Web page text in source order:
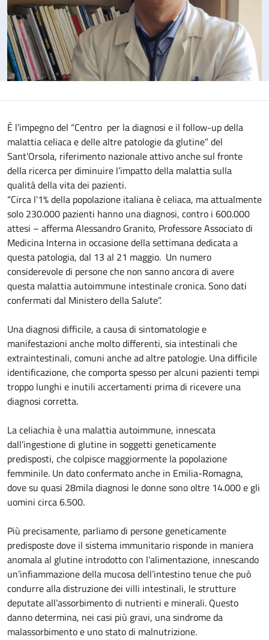
É l’impegno del “Centro per la diagnosi e il follow-up della
malattia celiaca e delle altre patologie da glutine” del
Sant’Orsola, riferimento nazionale attivo anche sul fronte
della ricerca per diminuire l’impatto della malattia sulla
qualità della vita dei pazienti.
“Circa l’1% della popolazione italiana è celiaca, ma attualmente
solo 230.000 pazienti hanno una diagnosi, contro i 600.000
attesi – afferma Alessandro Granito, Professore Associato di
Medicina Interna in occasione della settimana dedicata a
questa patologia, dal 13 al 21 maggio. Un numero
considerevole di persone che non sanno ancora di avere
questa malattia autoimmune intestinale cronica. Sono dati
confermati dal Ministero della Salute”.
Una diagnosi difficile, a causa di sintomatologie e
manifestazioni anche molto differenti, sia intestinali che
extraintestinali, comuni anche ad altre patologie. Una difficile
identificazione, che comporta spesso per alcuni pazienti tempi
troppo lunghi e inutili accertamenti prima di ricevere una
diagnosi corretta.
La celiachia è una malattia autoimmune, innescata
dall’ingestione di glutine in soggetti geneticamente
predisposti, che colpisce maggiormente la popolazione
femminile. Un dato confermato anche in Emilia-Romagna,
dove su quasi 28mila diagnosi le donne sono oltre 14.000 e gli
uomini circa 6.500.
Più precisamente, parliamo di persone geneticamente
predisposte dove il sistema immunitario risponde in maniera
anomala al glutine introdotto con l’alimentazione, innescando
un’infiammazione della mucosa dell’intestino tenue che può
condurre alla distruzione dei villi intestinali, le strutture
deputate all’assorbimento di nutrienti e minerali. Questo
danno determina, nei casi più gravi, una sindrome da
malassorbimento e uno stato di malnutrizione.